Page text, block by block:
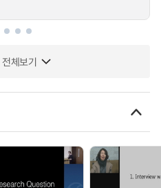
전체보기